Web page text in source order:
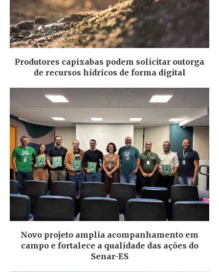
Produtores capixabas podem solicitar outorga
de recursos hídricos de forma digital
Novo projeto amplia acompanhamento em
campo e fortalece a qualidade das ações do
Senar-ES